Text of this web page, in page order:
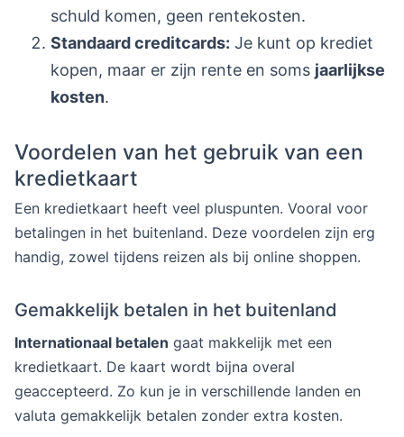
schuld komen, geen rentekosten.
Standaard creditcards: Je kunt op krediet
kopen, maar er zijn rente en soms jaarlijkse
kosten.
Voordelen van het gebruik van een
kredietkaart
Een kredietkaart heeft veel pluspunten. Vooral voor
betalingen in het buitenland. Deze voordelen zijn erg
handig, zowel tijdens reizen als bij online shoppen.
Gemakkelijk betalen in het buitenland
Internationaal betalen gaat makkelijk met een
kredietkaart. De kaart wordt bijna overal
geaccepteerd. Zo kun je in verschillende landen en
valuta gemakkelijk betalen zonder extra kosten.